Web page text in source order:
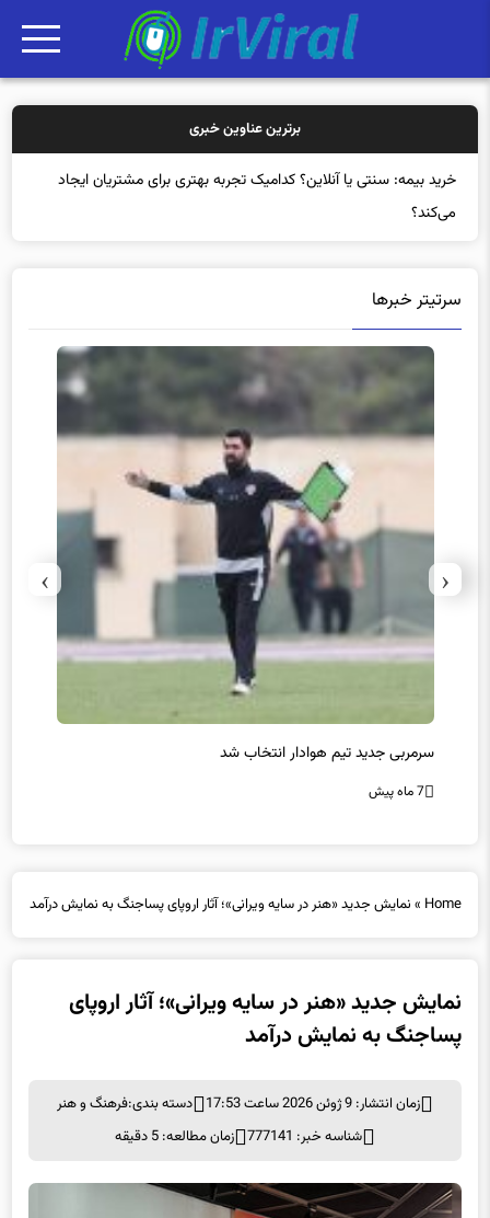
برترین عناوین خبری
خرید
سرمربی جدید تیم هوادار انتخاب شد
7 ماه پیش
پساجنگ به نمایش درآمد
شناسه خبر: 777141
زمان مطالعه: 5 دقیقه